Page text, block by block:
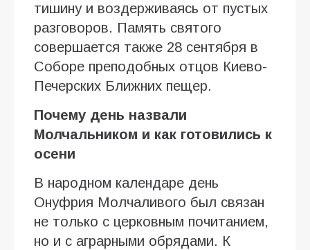
тишину и воздерживаясь от пустых
разговоров. Память святого
совершается также 28 сентября в
Соборе преподобных отцов Киево-
Печерских Ближних пещер.
Почему день назвали
Молчальником и как готовились к
осени
В народном календаре день
Онуфрия Молчаливого был связан
не только с церковным почитанием,
но и с аграрными обрядами. К